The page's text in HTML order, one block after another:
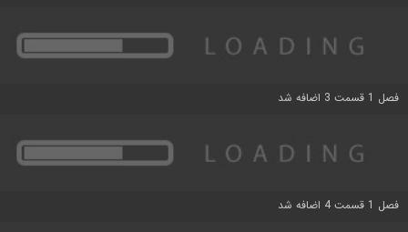
فصل 1 قسمت 3 اضافه شد
فصل 1 قسمت 4 اضافه شد